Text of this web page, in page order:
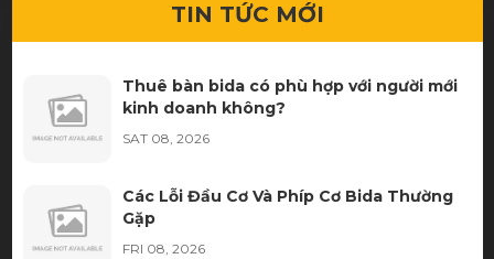
TIN TỨC MỚI
Thuê bàn bida có phù hợp với người mới
kinh doanh không?
SAT 08, 2026
Các Lỗi Đầu Cơ Và Phíp Cơ Bida Thường
Gặp
FRI 08, 2026